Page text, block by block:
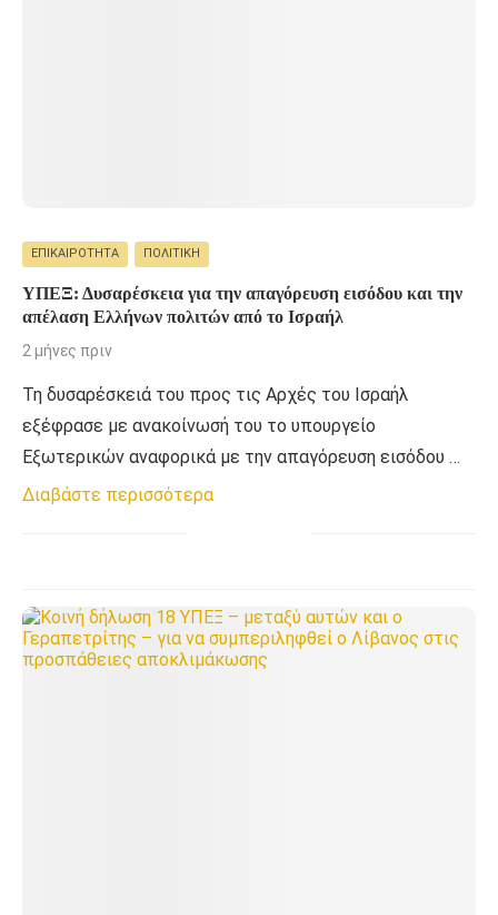
ΕΠΙΚΑΙΡΌΤΗΤΑ ΠΟΛΙΤΙΚΉ
ΥΠΕΞ: Δυσαρέσκεια για την απαγόρευση εισόδου και την
απέλαση Ελλήνων πολιτών από το Ισραήλ
2 μήνες πριν
Τη δυσαρέσκειά του προς τις Αρχές του Ισραήλ
εξέφρασε με ανακοίνωσή του το υπουργείο
Εξωτερικών αναφορικά με την απαγόρευση εισόδου …
Διαβάστε περισσότερα